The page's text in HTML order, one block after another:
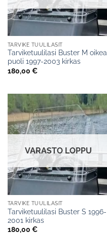
TARVIKE TUULILASIT
Tarviketuulilasi Buster M oikea
puoli 1997-2003 kirkas
180,00 €
VARASTO LOPPU
TARVIKE TUULILASIT
Tarviketuulilasi Buster S 1996-
2001 kirkas
180,00 €